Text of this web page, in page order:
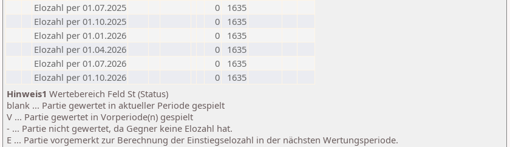
Elozahl per 01.07.2025
0
1635
Elozahl per 01.10.2025
0
1635
Elozahl per 01.01.2026
0
1635
Elozahl per 01.04.2026
0
1635
Elozahl per 01.07.2026
0
1635
Elozahl per 01.10.2026
0
1635
Hinweis1 Wertebereich Feld St (Status)
blank ... Partie gewertet in aktueller Periode gespielt
V ... Partie gewertet in Vorperiode(n) gespielt
- ... Partie nicht gewertet, da Gegner keine Elozahl hat.
E ... Partie vorgemerkt zur Berechnung der Einstiegselozahl in der nächsten Wertungsperiode.